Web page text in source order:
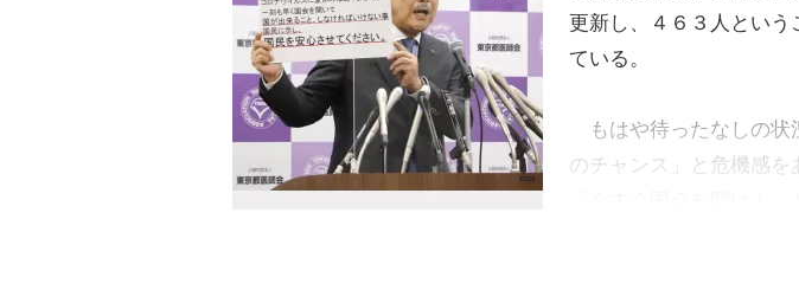
更新し、４６３人という
ている。
もはや待ったなしの状
のチャンス」と危機感を